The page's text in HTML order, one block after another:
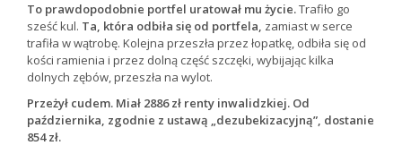
To prawdopodobnie portfel uratował mu życie.Trafiło go
sześć kul. Ta, która odbiła się od portfela, zamiast w serce
trafiła w wątrobę. Kolejna przeszła przez łopatkę, odbiła się od
kości ramienia i przez dolną część szczęki, wybijając kilka
dolnych zębów, przeszła na wylot.
Przeżył cudem. Miał 2886 zł renty inwalidzkiej. Od
października, zgodnie z ustawą „dezubekizacyjną”, dostanie
854 zł.